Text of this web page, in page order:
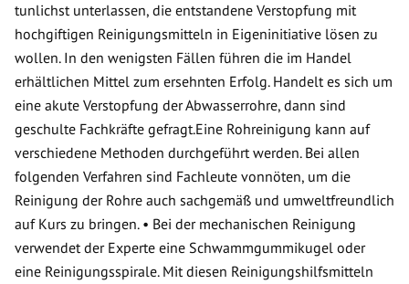
tunlichst unterlassen, die entstandene Verstopfung mit
hochgiftigen Reinigungsmitteln in Eigeninitiative lösen zu
wollen. In den wenigsten Fällen führen die im Handel
erhältlichen Mittel zum ersehnten Erfolg. Handelt es sich um
eine akute Verstopfung der Abwasserrohre, dann sind
geschulte Fachkräfte gefragt.Eine Rohreinigung kann auf
verschiedene Methoden durchgeführt werden. Bei allen
folgenden Verfahren sind Fachleute vonnöten, um die
Reinigung der Rohre auch sachgemäß und umweltfreundlich
auf Kurs zu bringen. • Bei der mechanischen Reinigung
verwendet der Experte eine Schwammgummikugel oder
eine Reinigungsspirale. Mit diesen Reinigungshilfsmitteln